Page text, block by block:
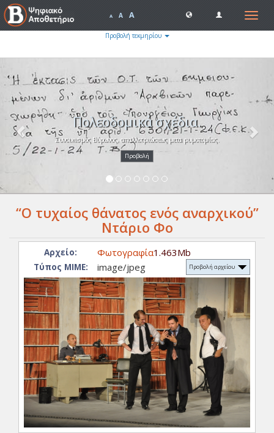
Toggle
A A A
Προβολή τεκμηρίου
Πολεοδομικά σχέδια.
Συνοικισμός Βύρωνος, απαλλοτριώσεως μετα ρυμοτομίας.
Προβολή
“Ο τυχαίος θάνατος ενός αναρχικού”
Ντάριο Φο
Αρχείο: Φωτογραφία1.463Mb
Προβολή αρχείου
Τύπος ΜΙΜΕ: image/jpeg